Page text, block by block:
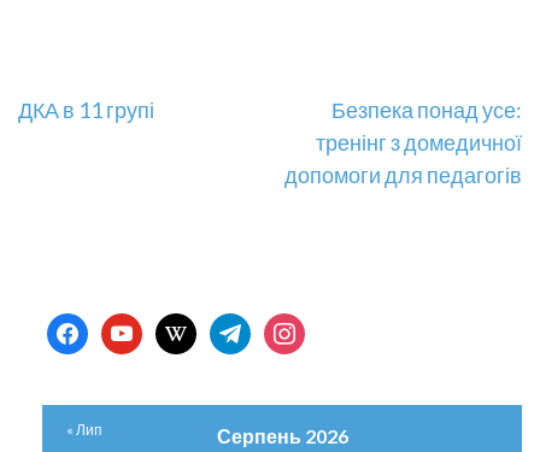
Навігація
ДКА в 11 групі
Безпека понад усе:
тренінг з домедичної
допомоги для педагогів
facebookyoutubewikipediatelegraminstagram
Серпень 2026
« Лип